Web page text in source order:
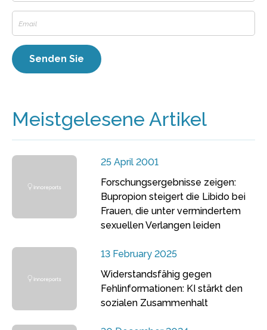
Meistgelesene Artikel
25 April 2001
Forschungsergebnisse zeigen:
Bupropion steigert die Libido bei
Frauen, die unter vermindertem
sexuellen Verlangen leiden
13 February 2025
Widerstandsfähig gegen
Fehlinformationen: KI stärkt den
sozialen Zusammenhalt